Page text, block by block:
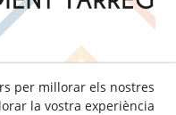
per millorar els nostres
la vostra experiència